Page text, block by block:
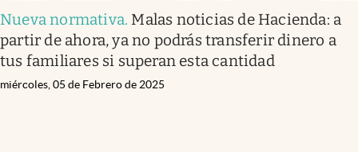
Nueva normativa. Malas noticias de Hacienda: a
partir de ahora, ya no podrás transferir dinero a
tus familiares si superan esta cantidad
miércoles, 05 de Febrero de 2025